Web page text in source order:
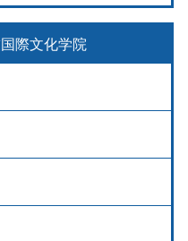
際文化学院